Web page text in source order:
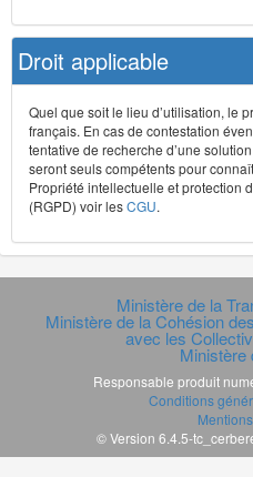
Droit applicable
Quel que soit le lieu d’utilisation, le
français. En cas de contestation
tentative de recherche d’une
seront seuls compétents pour
Propriété intellectuelle et protection
(RGPD) voir lesCGU.
Ministère de la
Ministère de la Cohésion
avec les
Ministère
Responsable produit
Conditions
© Version 6.4.5-